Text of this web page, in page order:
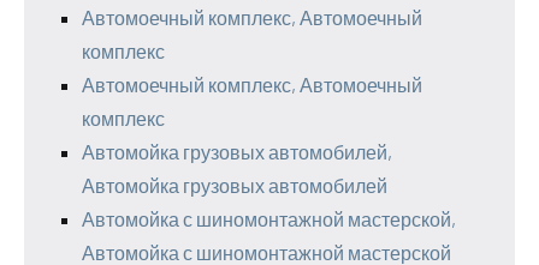
Автомоечный комплекс, Автомоечный
комплекс
Автомоечный комплекс, Автомоечный
комплекс
Автомойка грузовых автомобилей,
Автомойка грузовых автомобилей
Автомойка с шиномонтажной мастерской,
Автомойка с шиномонтажной мастерской